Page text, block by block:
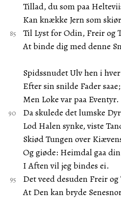
Tillad, du som paa
Kan knække Jern som
Til Lyst for Odin, Freir og
At binde dig med denne
Spidssnudet Ulv hen i
Efter sin snilde Fader saae;
Men Loke var paa Eventyr.
Da skulede det lumske
Lod Halen synke, viste
Skiød Tungen over
Og giøde: Heimdal gaa
I Aften vil jeg bindes ei.
Det veed desuden Freir og
At Den kan bryde